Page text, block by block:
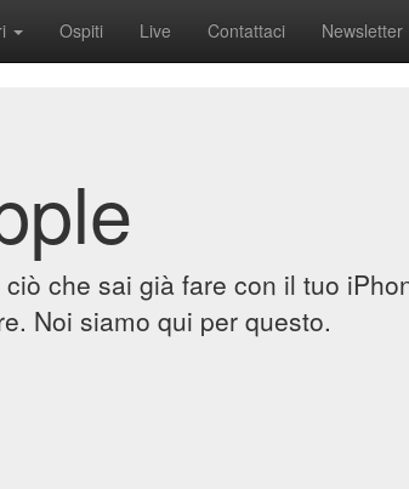
Ospiti Live Contattaci Newsletter
che sai già fare con il tuo
Noi siamo qui per questo.